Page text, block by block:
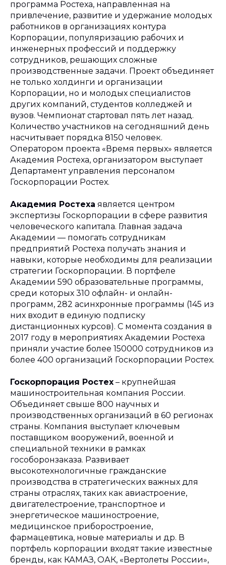
программа Ростеха, направленная на
привлечение, развитие и удержание молодых
работников в организациях контура
Корпорации, популяризацию рабочих и
инженерных профессий и поддержку
сотрудников, решающих сложные
производственные задачи. Проект объединяет
не только холдинги и организации
Корпорации, но и молодых специалистов
других компаний, студентов колледжей и
вузов. Чемпионат стартовал пять лет назад.
Количество участников на сегодняшний день
насчитывает порядка 8150 человек.
Оператором проекта «Время первых» является
Академия Ростеха, организатором выступает
Департамент управления персоналом
Госкорпорации Ростех.
Академия Ростеха является центром
экспертизы Госкорпорации в сфере развития
человеческого капитала. Главная задача
Академии — помогать сотрудникам
предприятий Ростеха получать знания и
навыки, которые необходимы для реализации
стратегии Госкорпорации. В портфеле
Академии 590 образовательные программы,
среди которых 310 офлайн- и онлайн-
программ, 282 асинхронные программы (145 из
них входит в единую подписку
дистанционных курсов). С момента создания в
2017 году в мероприятиях Академии Ростеха
приняли участие более 150000 сотрудников из
более 400 организаций Госкорпорации Ростех.
Госкорпорация Ростех – крупнейшая
машиностроительная компания России.
Объединяет свыше 800 научных и
производственных организаций в 60 регионах
страны. Компания выступает ключевым
поставщиком вооружений, военной и
специальной техники в рамках
гособоронзаказа. Развивает
высокотехнологичные гражданские
производства в стратегических важных для
страны отраслях, таких как авиастроение,
двигателестроение, транспортное и
энергетическое машиностроение,
медицинское приборостроение,
фармацевтика, новые материалы и др. В
портфель корпорации входят такие известные
бренды, как КАМАЗ, ОАК, «Вертолеты России»,